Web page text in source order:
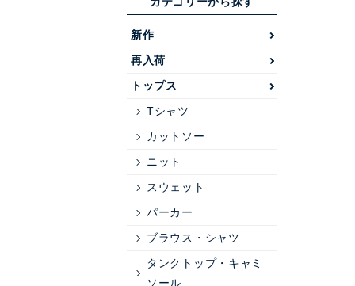
新作
再入荷
トップス
Tシャツ
カットソー
ニット
スウェット
パーカー
ブラウス・シャツ
タンクトップ・キャミ
ソール